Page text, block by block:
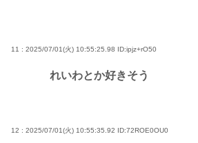
11 : 2025/07/01(火) 10:55:25.98 ID:ipjz+rO50
れいわとか好きそう
12 : 2025/07/01(火) 10:55:35.92 ID:72ROE0OU0